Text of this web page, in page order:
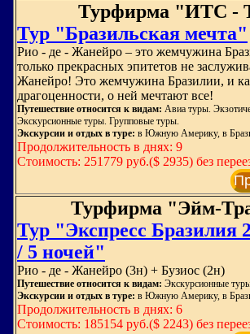
Турфирма "ИТС -
Тур "Бразильская мечта"
Рио - де - Жанейро – это жемчужина
только прекрасных эпитетов не
Жанейро! Это жемчужина Бразилии, и
драгоценности, о ней мечтают все!
Путешествие относится к видам: Авиа туры.
Экскурсионные туры. Групповые туры.
Экскурсии и отдых в туре: в Южную Америку, в
Продолжительность в днях: 9
Стоимость: 251779 руб.($ 2935) без
Турфирма "Эйм-
Тур "Экспресс Бразилия
/ 5 ночей"
Рио - де - Жанейро (3н) + Бузиос (2н)
Путешествие относится к видам: Экскурсионные
Экскурсии и отдых в туре: в Южную Америку, в
Продолжительность в днях: 6
Стоимость: 185154 руб.($ 2243) без